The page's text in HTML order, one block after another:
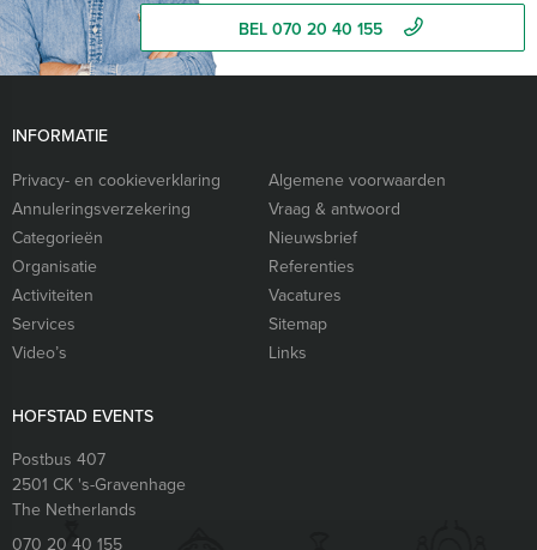
BEL 070 20 40 155
INFORMATIE
Privacy- en cookieverklaring
Algemene voorwaarden
Annuleringsverzekering
Vraag & antwoord
Categorieën
Nieuwsbrief
Organisatie
Referenties
Activiteiten
Vacatures
Services
Sitemap
Video’s
Links
HOFSTAD EVENTS
Postbus 407
2501 CK 's-Gravenhage
The Netherlands
070 20 40 155